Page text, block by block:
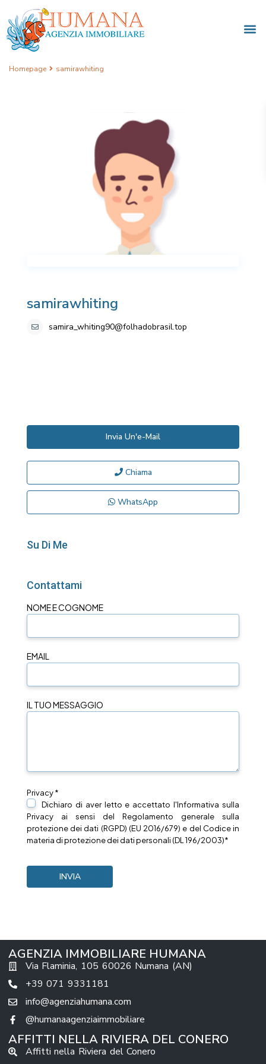
Homepage samirawhiting
samirawhiting
samira_whiting90@folhadobrasil.top
Invia Un'e-Mail
Chiama
WhatsApp
Su Di Me
Contattami
NOME E COGNOME
EMAIL
IL TUO MESSAGGIO
Privacy *
Dichiaro di aver letto e accettato l'Informativa sulla
Privacy ai sensi del Regolamento generale sulla
protezione dei dati (RGPD) (EU 2016/679) e del Codice in
materia di protezione dei dati personali (DL 196/2003)*
AGENZIA IMMOBILIARE HUMANA
Via Flaminia, 105 60026 Numana (AN)
+39 071 9331181
info@agenziahumana.com
@humanaagenziaimmobiliare
AFFITTI NELLA RIVIERA DEL CONERO
Affitti nella Riviera del Conero